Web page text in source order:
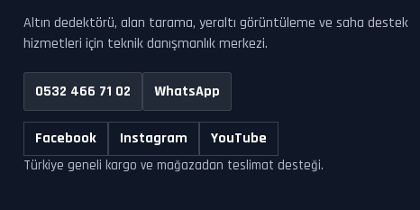
Altın dedektörü, alan tarama, yeraltı görüntüleme ve saha destek
hizmetleri için teknik danışmanlık merkezi.
0532 466 71 02 WhatsApp
Facebook Instagram YouTube
Türkiye geneli kargo ve mağazadan teslimat desteği.